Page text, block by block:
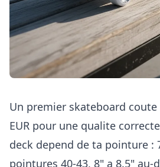
Un premier skateboard coute
EUR pour une qualite
deck depend de ta pointure :
pointures 40-43, 8" a 8.5" au-